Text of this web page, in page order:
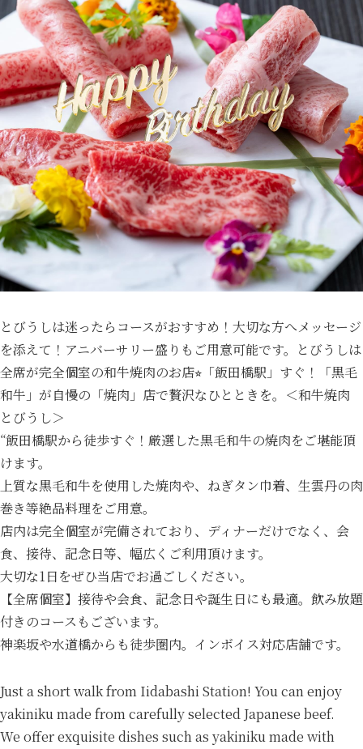
とびうしは迷ったらコースがおすすめ！大切な方へメッセージ
を添えて！アニバーサリー盛りもご用意可能です。とびうしは
全席が完全個室の和牛焼肉のお店⭐︎「飯田橋駅」すぐ！「黒毛
和牛」が自慢の「焼肉」店で贅沢なひとときを。＜和牛焼肉
とびうし＞
“飯田橋駅から徒歩すぐ！厳選した黒毛和牛の焼肉をご堪能頂
けます。
上質な黒毛和牛を使用した焼肉や、ねぎタン巾着、生雲丹の肉
巻き等絶品料理をご用意。
店内は完全個室が完備されており、ディナーだけでなく、会
食、接待、記念日等、幅広くご利用頂けます。
大切な1日をぜひ当店でお過ごしください。
【全席個室】接待や会食、記念日や誕生日にも最適。飲み放題
付きのコースもございます。
神楽坂や水道橋からも徒歩圏内。インボイス対応店舗です。
Just a short walk from Iidabashi Station! You can enjoy
yakiniku made from carefully selected Japanese beef.
We offer exquisite dishes such as yakiniku made with